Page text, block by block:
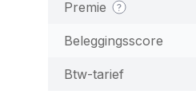
Premie
Beleggingsscore
Btw-tarief